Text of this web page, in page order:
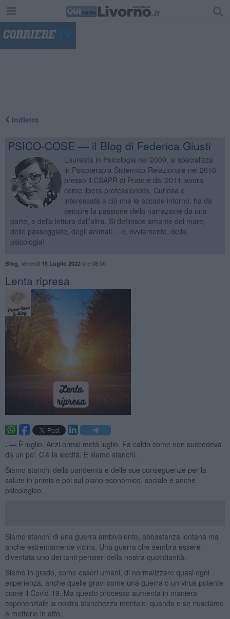
Indietro
PSICO-COSE — il Blog di Federica Giusti
Laureata in Psicologia nel 2009, si specializza
in Psicoterapia Sistemico-Relazionale nel 2016
presso il CSAPR di Prato e dal 2011 lavora
come libera professionista. Curiosa e
interessata a ciò che le accade intorno, ha da
sempre la passione della narrazione da una
parte, e della lettura dall’altra. Si definisce amante del mare,
delle passeggiate, degli animali… e, ovviamente, della
psicologia!
Blog Venerdì 15 Luglio 2022ore 08:00
​Lenta ripresa
. — È luglio. Anzi ormai metà luglio. Fa caldo come non succedeva
da un po’. C’è la siccità. E siamo stanchi.
Siamo stanchi della pandemia e delle sue conseguenze per la
salute in primis e poi sul piano economico, sociale e anche
psicologico.
Siamo stanchi di una guerra ambivalente, abbastanza lontana ma
anche estremamente vicina. Una guerra che sembra essere
diventata uno dei tanti pensieri della nostra quotidianità.
Siamo in grado, come esseri umani, di normalizzare quasi ogni
esperienza, anche quelle gravi come una guerra o un virus potente
come il Covid-19. Ma questo processo aumenta in maniera
esponenziale la nostra stanchezza mentale, quando e se riusciamo
a metterlo in atto.